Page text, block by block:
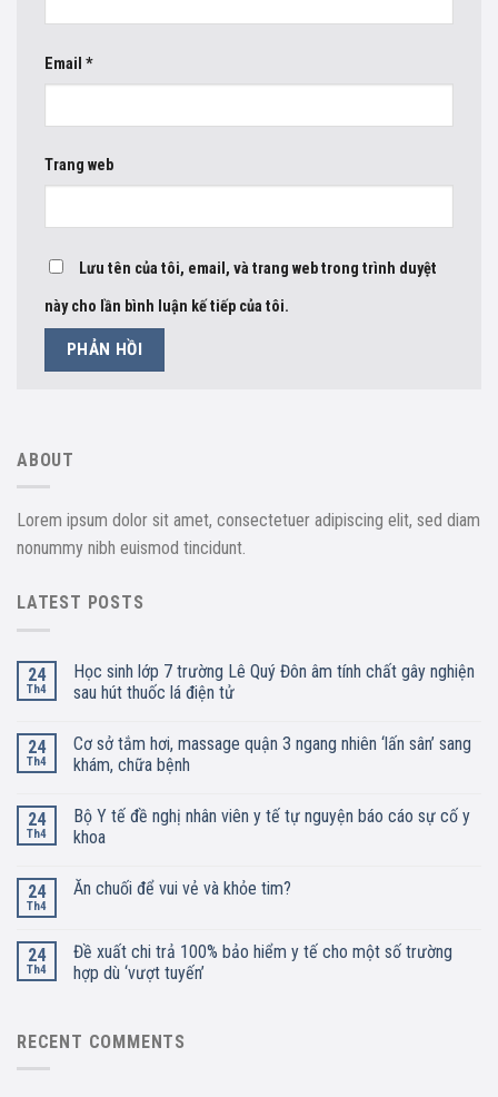
Email *
Trang web
Lưu tên của tôi, email, và trang web trong trình duyệt
này cho lần bình luận kế tiếp của tôi.
ABOUT
Lorem ipsum dolor sit amet, consectetuer adipiscing elit, sed diam
nonummy nibh euismod tincidunt.
LATEST POSTS
24
Th4
Học sinh lớp 7 trường Lê Quý Đôn âm tính chất gây nghiện
sau hút thuốc lá điện tử
24
Th4
Cơ sở tắm hơi, massage quận 3 ngang nhiên ‘lấn sân’ sang
khám, chữa bệnh
24
Th4
Bộ Y tế đề nghị nhân viên y tế tự nguyện báo cáo sự cố y
khoa
24
Th4
Ăn chuối để vui vẻ và khỏe tim?
24
Th4
Đề xuất chi trả 100% bảo hiểm y tế cho một số trường
hợp dù ‘vượt tuyến’
RECENT COMMENTS